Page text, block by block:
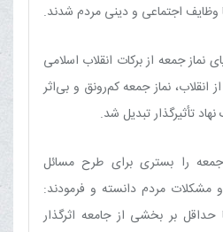
وظایف اجتماعی و دینی مردم شدند.
نماز جمعه از برکات انقلاب اسلامی
نماز جمعه کم‌رونق و بی‌اثر
تأثیرگذار تبدیل شد.
را بستری برای طرح مسائل
و مشکلات مردم دانسته و فرمودند:
حداقل بر بخشی از جامعه اثرگذار